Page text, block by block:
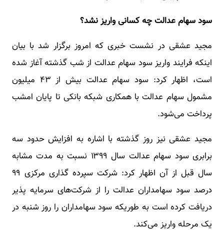
سود سهام عدالت چه کسانی واریز نشد؟
مجید عشقی در نشست خبری که امروز برگزار شد با بیان
اینکه فرایند واریز سود سهام عدالت از شب گذشته آغاز شده
است، اظهار کرد: سود سهام عدالت بیش از ۴۳ میلیون
مشمول سهام عدالت با همکاری شبکه بانکی تا پایان امشب
پرداخت می‌شود.
مجید عشقی نیز روز گذشته با اشاره به افزایش حدود سه
برابری سود سهام عدالت سال ۱۳۹۹ نسبت به مدت مشابه
سال قبل از آن اظهار کرد: شرکت سپرده گذاری مرکزی ۹۹
درصد سود سهامداران عدالت را از شرکت‌های سرمایه پذیر
دریافت کرده است به طوریکه سود سهامداران را روز شنبه در
یک مرحله واریز می‌کند.